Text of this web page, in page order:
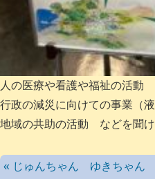
人の医療や看護や福祉の活動
行政の減災に向けての事業（液
地域の共助の活動 などを聞け
« じゅんちゃん ゆきちゃん